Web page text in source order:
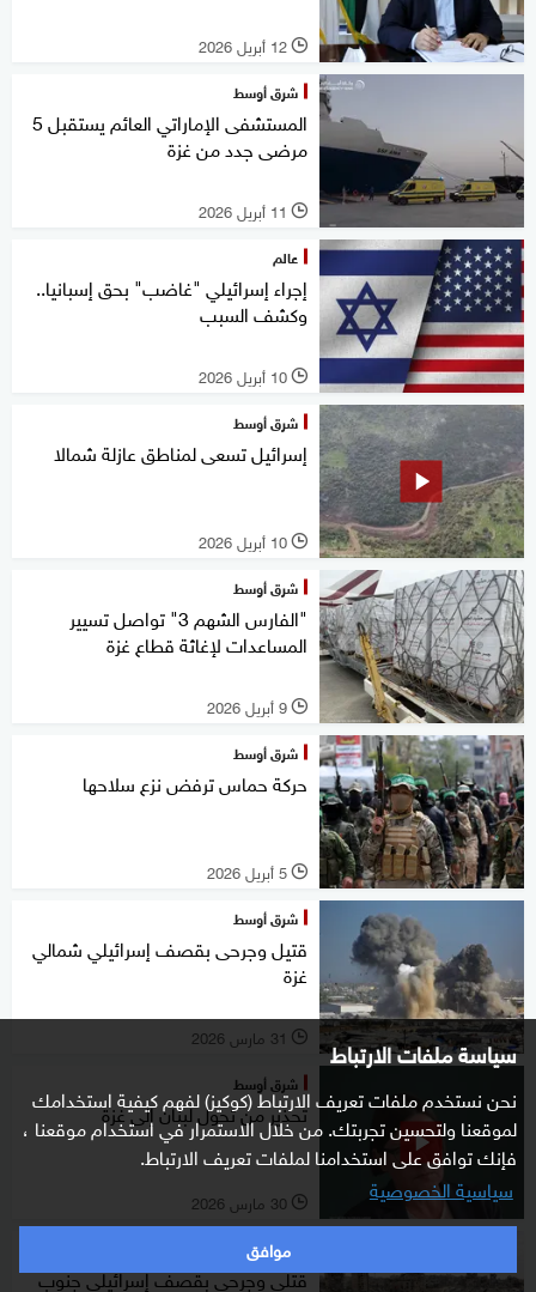
سياسة ملفات الارتباط
نحن نستخدم ملفات تعريف الارتباط (كوكيز) لفهم كيفية استخدامك
لموقعنا ولتحسين تجربتك. من خلال الاستمرار في استخدام موقعنا ،
فإنك توافق على استخدامنا لملفات تعريف الارتباط.
سياسية الخصوصية
موافق
l 12 أبريل 2026
شرق أوسط
المستشفى الإماراتي العائم يستقبل 5
مرضى جدد من غزة
l 11 أبريل 2026
عالم
إجراء إسرائيلي "غاضب" بحق إسبانيا..
وكشف السبب
l 10 أبريل 2026
شرق أوسط
إسرائيل تسعى لمناطق عازلة شمالا
l 10 أبريل 2026
شرق أوسط
"الفارس الشهم 3" تواصل تسيير
المساعدات لإغاثة قطاع غزة
l 9 أبريل 2026
شرق أوسط
حركة حماس ترفض نزع سلاحها
l 5 أبريل 2026
شرق أوسط
قتيل وجرحى بقصف إسرائيلي شمالي
غزة
l 31 مارس 2026
شرق أوسط
تحذير من تحول لبنان إلى غزة
l 30 مارس 2026
شرق أوسط
قتلى وجرحى بقصف إسرائيلي جنوب